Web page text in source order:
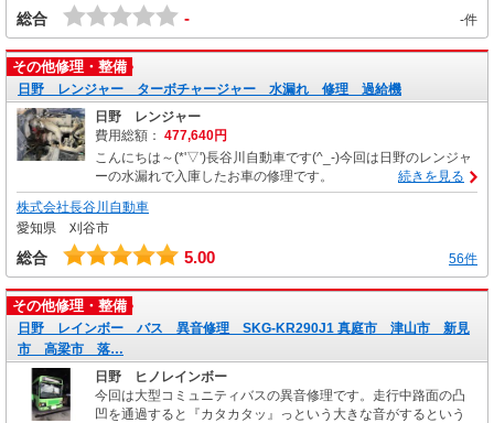
総合 - -件
その他修理・整備
日野 レンジャー ターボチャージャー 水漏れ 修理 過給機
日野 レンジャー
費用総額： 477,640円
こんにちは～(*'▽')長谷川自動車です(^_-)今回は日野のレンジャ
ーの水漏れで入庫したお車の修理です。
続きを見る
株式会社長谷川自動車
愛知県 刈谷市
総合 5.00 56件
その他修理・整備
日野 レインボー バス 異音修理 SKG-KR290J1 真庭市 津山市 新見
市 高梁市 落…
日野 ヒノレインボー
今回は大型コミュニティバスの異音修理です。走行中路面の凸
凹を通過すると『カタカタッ』っという大きな音がするという